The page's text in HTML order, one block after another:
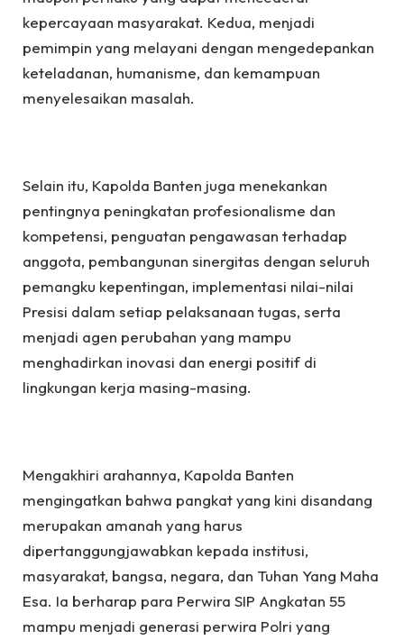
kepercayaan masyarakat. Kedua, menjadi
pemimpin yang melayani dengan mengedepankan
keteladanan, humanisme, dan kemampuan
menyelesaikan masalah.
Selain itu, Kapolda Banten juga menekankan
pentingnya peningkatan profesionalisme dan
kompetensi, penguatan pengawasan terhadap
anggota, pembangunan sinergitas dengan seluruh
pemangku kepentingan, implementasi nilai-nilai
Presisi dalam setiap pelaksanaan tugas, serta
menjadi agen perubahan yang mampu
menghadirkan inovasi dan energi positif di
lingkungan kerja masing-masing.
Mengakhiri arahannya, Kapolda Banten
mengingatkan bahwa pangkat yang kini disandang
merupakan amanah yang harus
dipertanggungjawabkan kepada institusi,
masyarakat, bangsa, negara, dan Tuhan Yang Maha
Esa. Ia berharap para Perwira SIP Angkatan 55
mampu menjadi generasi perwira Polri yang